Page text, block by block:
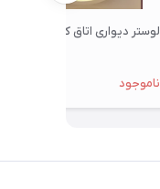
لوستر دیواری اتاق کودک کد 643
ناموجود